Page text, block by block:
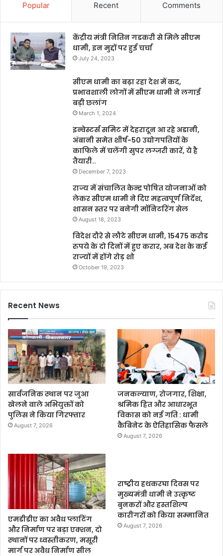
Popular Recent Comments
केंद्रीय मंत्री नितिन गडकरी से मिले सीएम
धामी, इन मुद्दों पर हुई चर्चा
July 24, 2023
सीएम धामी का बढ़ा रहा देश में कद,
प्रभावशाली लोगों में सीएम धामी ने लगाई
बड़ी छलांग
March 1, 2024
इन्वेस्टर्स समिट में देहरादून आ रहे अडानी,
अंबानी समेत शीर्ष-50 उद्योगपतियों के
काफिले में चलेंगी सुपर लग्जरी कारें, ये है
तैयारी..
December 7, 2023
राज्य में संचालित केन्द्र पोषित योजनाओं को
लेकर सीएम धामी ने दिए महत्वपूर्ण निर्देश,
शासन स्तर पर बनेगी मॉनिटरिंग सेल
August 18, 2023
विदेश दौरे से लौटे सीएम धामी, 15475 करोड
रुपये के दो दिनों में हुए करार, अब देश के कई
राज्यों में होंगे रोड़ शो
October 19, 2023
Recent News
सार्वजनिक स्थान पर जुआ
खेलने वाले अभियुक्तों को
पुलिस ने किया गिरफ्तार
August 7, 2026
जनकल्याण, रोजगार, शिक्षा,
श्रमिक हित और आधारभूत
विकास को नई गति : धामी
कैबिनेट के ऐतिहासिक फैसले
August 7, 2026
एमडीडीए का अवैध प्लाटिंग
और निर्माण पर बड़ा एक्शन, दो
स्थानों पर ध्वस्तीकरण, मसूरी
मार्ग पर अवैध निर्माण सील
राष्ट्रीय हथकरघा दिवस पर
मुख्यमंत्री धामी ने उत्कृष्ट
बुनकरों और हस्तशिल्प
कारीगरों को किया सम्मानित
August 7, 2026